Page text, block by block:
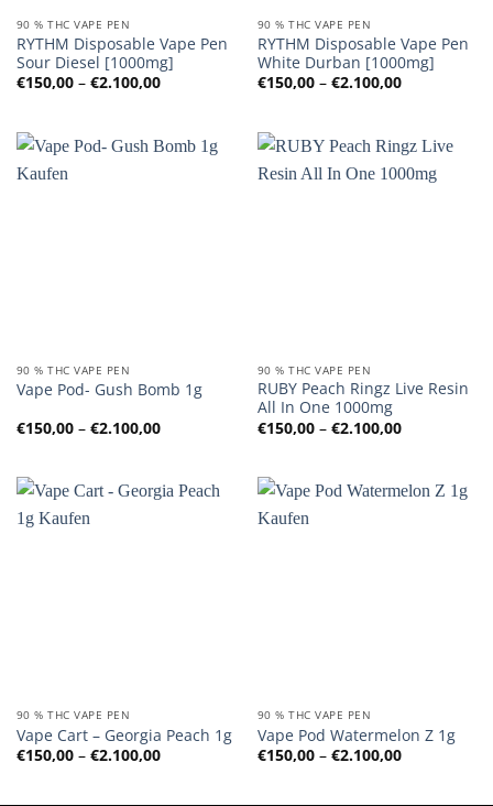
90 % THC VAPE PEN
RYTHM Disposable Vape Pen
Sour Diesel [1000mg]
€150,00 – €2.100,00Preisspanne:
€150,00
90 % THC VAPE PEN
RYTHM Disposable Vape Pen
White Durban [1000mg]
€150,00 – €2.100,00
€150,00
90 % THC VAPE PEN
Vape Pod- Gush Bomb 1g
€150,00 – €2.100,00Preisspanne:
€150,00
90 % THC VAPE PEN
RUBY Peach Ringz Live Resin
All In One 1000mg
€150,00 – €2.100,00
€150,00
90 % THC VAPE PEN
Vape Cart – Georgia Peach 1g
€150,00 – €2.100,00Preisspanne:
€150,00
90 % THC VAPE PEN
Vape Pod Watermelon Z 1g
€150,00 – €2.100,00
€150,00